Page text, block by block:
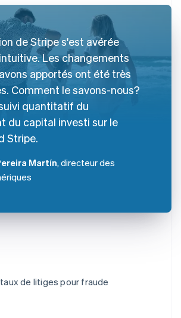
de litiges pour fraude
de Stripe s'est avérée
Les changements
apportés ont été très
Comment le savons-nous?
quantitatif du
du capital investi sur le
Stripe.
Martín, directeur des